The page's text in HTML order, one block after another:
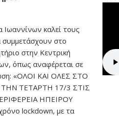
Ιωαννίνων καλεί τους
στο
στην Κεντρική
όπως αναφέρεται σε
«ΟΛΟΙ ΚΑΙ ΟΛΕΣ ΣΤΟ
ΤΕΤΑΡΤΗ 17/3 ΣΤΙΣ
ΗΠΕΙΡΟΥ
lockdown, με τα